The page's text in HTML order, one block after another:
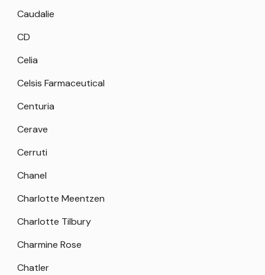
Caudalie
CD
Celia
Celsis Farmaceutical
Centuria
Cerave
Cerruti
Chanel
Charlotte Meentzen
Charlotte Tilbury
Charmine Rose
Chatler